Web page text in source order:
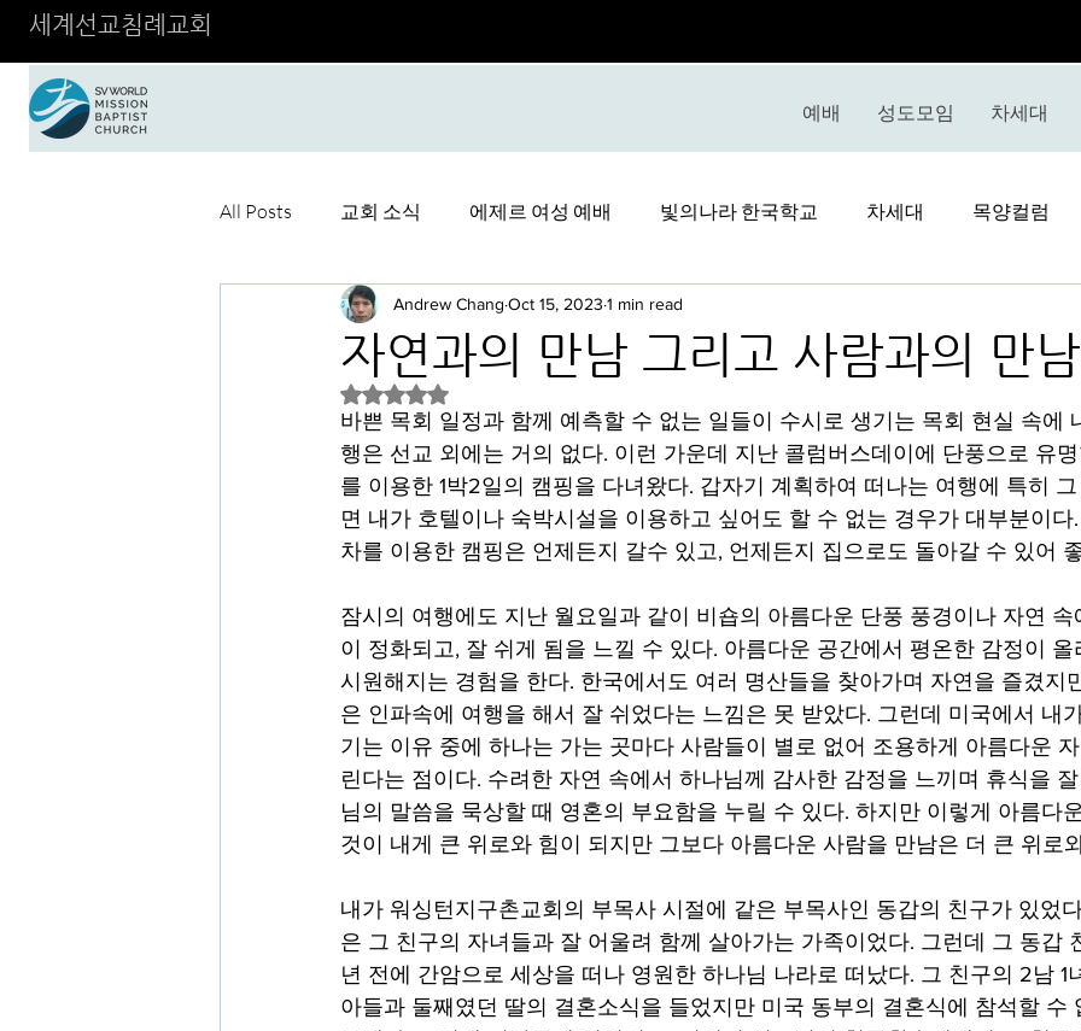
세계선교침례교회
예배 성도모임 차세대
All Posts 교회 소식 에제르 여성 예배 빛의나라 한국학교 차세대 목양컬럼
자연과의 만남 그리고 사람과의 만남
Andrew Chang Oct 15, 2023 1 min read
Rated NaN out of 5 stars.
바쁜 목회 일정과 함께 예측할 수 없는 일들이 수시로 생기는 목회 현실 속에
행은 선교 외에는 거의 없다. 이런 가운데 지난 콜럼버스데이에 단풍으로 유
를 이용한 1박2일의 캠핑을 다녀왔다. 갑자기 계획하여 떠나는 여행에 특히
면 내가 호텔이나 숙박시설을 이용하고 싶어도 할 수 없는 경우가 대부분이다
차를 이용한 캠핑은 언제든지 갈수 있고, 언제든지 집으로도 돌아갈 수 있어
잠시의 여행에도 지난 월요일과 같이 비숍의 아름다운 단풍 풍경이나 자연 속
이 정화되고, 잘 쉬게 됨을 느낄 수 있다. 아름다운 공간에서 평온한 감정이 올
시원해지는 경험을 한다. 한국에서도 여러 명산들을 찾아가며 자연을 즐겼지
은 인파속에 여행을 해서 잘 쉬었다는 느낌은 못 받았다. 그런데 미국에서 내
기는 이유 중에 하나는 가는 곳마다 사람들이 별로 없어 조용하게 아름다운
린다는 점이다. 수려한 자연 속에서 하나님께 감사한 감정을 느끼며 휴식을
님의 말씀을 묵상할 때 영혼의 부요함을 누릴 수 있다. 하지만 이렇게 아름다
것이 내게 큰 위로와 힘이 되지만 그보다 아름다운 사람을 만남은 더 큰 위로
내가 워싱턴지구촌교회의 부목사 시절에 같은 부목사인 동갑의 친구가 있었
은 그 친구의 자녀들과 잘 어울려 함께 살아가는 가족이었다. 그런데 그 동갑
년 전에 간암으로 세상을 떠나 영원한 하나님 나라로 떠났다. 그 친구의 2남 1
아들과 둘째였던 딸의 결혼소식을 들었지만 미국 동부의 결혼식에 참석할 수